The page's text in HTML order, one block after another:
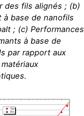
des fils alignés ; (b)
à base de nanofils
; (c) Performances
à base de
par rapport aux